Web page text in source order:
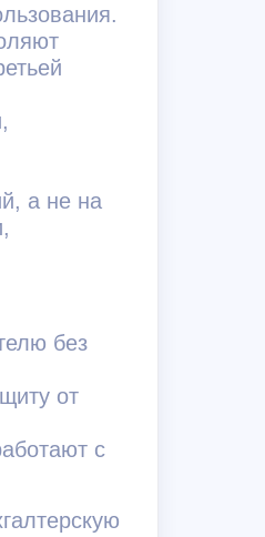
а не на
без
от
с